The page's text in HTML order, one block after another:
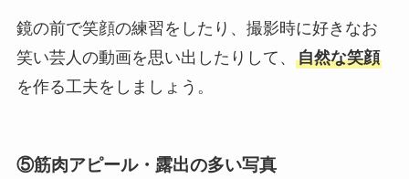
鏡の前で笑顔の練習をしたり、撮影時に好きなお
笑い芸人の動画を思い出したりして、 自然な笑顔
を作る工夫をしましょう。
⑤筋肉アピール・露出の多い写真